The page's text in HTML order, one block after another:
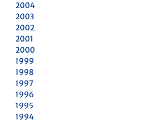
2004
2003
2002
2001
2000
1999
1998
1997
1996
1995
1994